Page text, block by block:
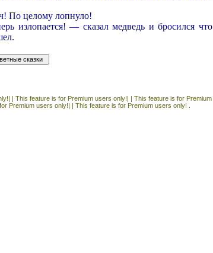
По целому лопнуло!
излопается! — сказал медведь и бросился что
| This feature is for Premium users only!| | This feature is for Premium
Premium users only!| | This feature is for Premium users only! .